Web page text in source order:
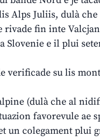
Alps Juliis, dulà
rivade fin inte
Slovenie e il plui
verificade su lis
(dulà che al
favorevule ae
un colegament plui